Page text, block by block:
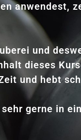
anwendest,
und
dieses
und hebt
gerne in